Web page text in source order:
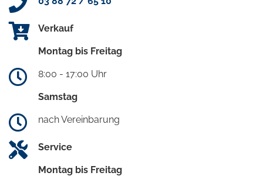
Verkauf
Montag bis Freitag
8:00 - 17:00 Uhr
Samstag
nach Vereinbarung
Service
Montag bis Freitag